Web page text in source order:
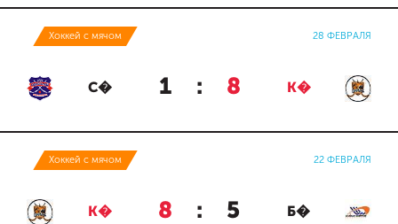
Хоккей с мячом 28 ФЕВРАЛЯ
С� 1 : 8 К�
Хоккей с мячом 22 ФЕВРАЛЯ
К� 8 : 5 Б�